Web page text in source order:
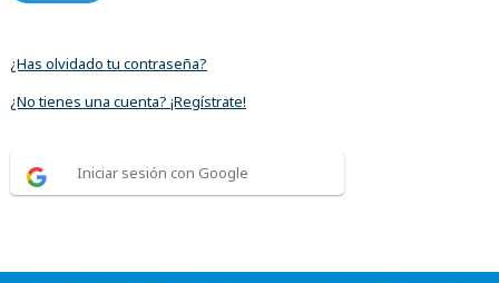
¿Has olvidado tu contraseña?
¿No tienes una cuenta? ¡Regístrate!
Iniciar sesión con Google